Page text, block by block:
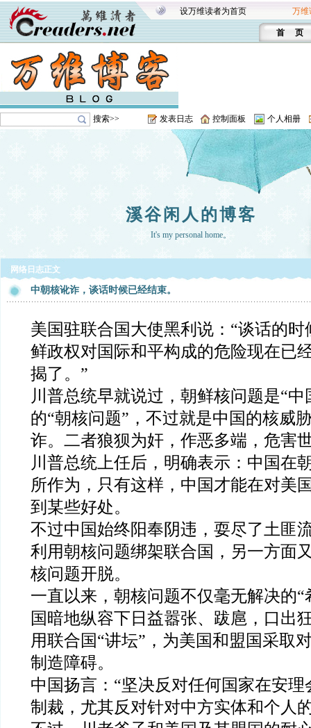
设万维读者为首页 万维
首 页
搜索>> 发表日志 控制面板 个人相册
溪谷闲人的博客
It's my personal home。
网络日志正文
中朝核讹诈，谈话时候已经结束。
美国驻联合国大使黑利说：“谈话的
鲜政权对国际和平构成的危险现在已
揭了。”
川普总统早就说过，朝鲜核问题是“
的“朝核问题”，不过就是中国的核威
诈。二者狼狈为奸，作恶多端，危害
川普总统上任后，明确表示：中国在
所作为，只有这样，中国才能在对美
到某些好处。
不过中国始终阳奉阴违，耍尽了土匪
利用朝核问题绑架联合国，另一方面
核问题开脱。
一直以来，朝核问题不仅毫无解决的“
国暗地纵容下日益嚣张、跋扈，口出
用联合国“讲坛”，为美国和盟国采取
制造障碍。
中国扬言：“坚决反对任何国家在安
制裁，尤其反对针对中方实体和个人